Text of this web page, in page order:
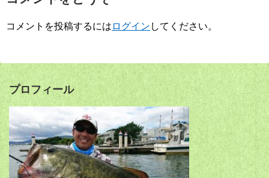
コメントを投稿するには ログイン してください。
プロフィール